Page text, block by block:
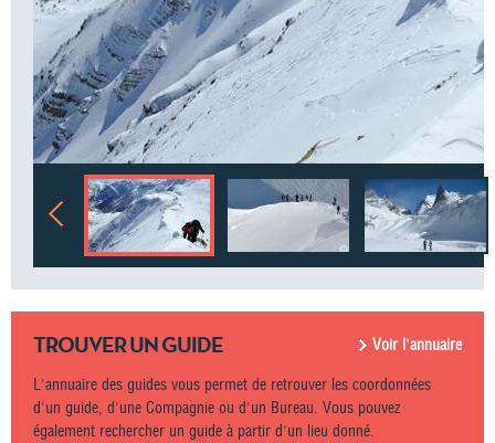
TROUVER UN GUIDE
Voir l'annuaire
L'annuaire des guides vous permet de retrouver les coordonnées
d'un guide, d'une Compagnie ou d'un Bureau. Vous pouvez
également rechercher un guide à partir d'un lieu donné.